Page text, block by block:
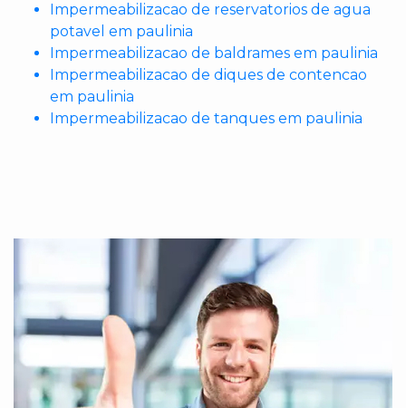
Impermeabilizacao de reservatorios de agua
potavel em paulinia
Impermeabilizacao de baldrames em paulinia
Impermeabilizacao de diques de contencao
em paulinia
Impermeabilizacao de tanques em paulinia